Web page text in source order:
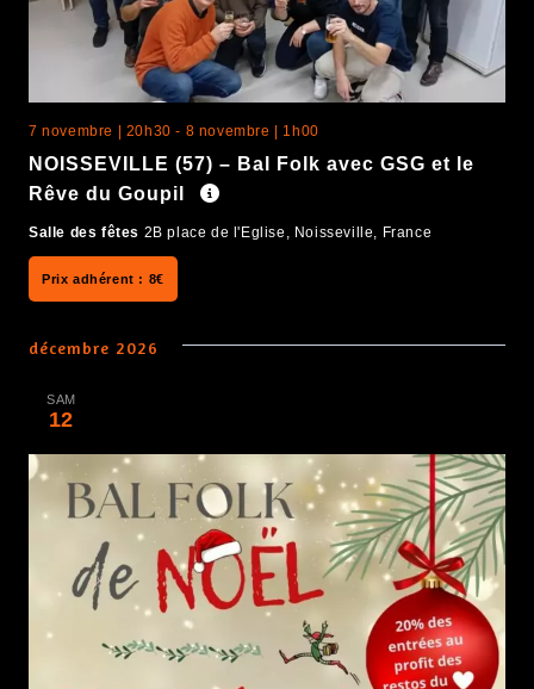
NOISSEVILLE (57) – Bal Folk avec GSG et le
Rêve du Goupil
7 novembre | 20h30 - 8 novembre | 1h00
Salle des fêtes 2B place de l'Eglise, Noisseville, France
8€
décembre 2026
SAM
12